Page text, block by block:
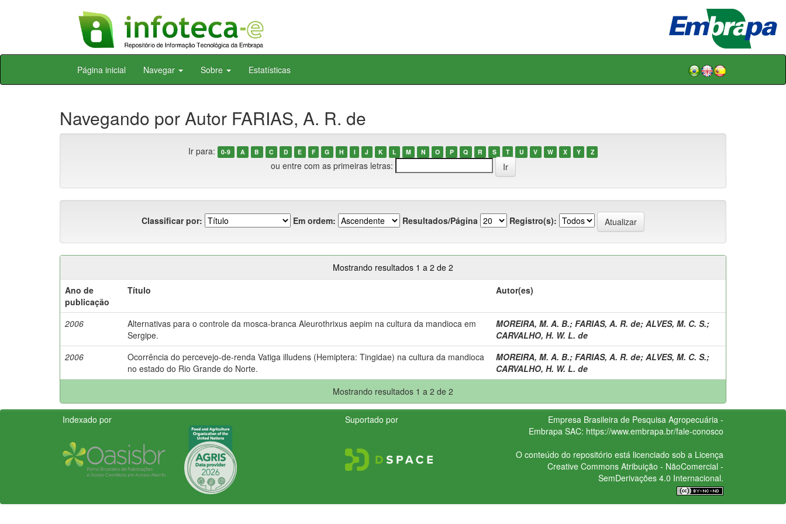
Skip
Página inicial Navegar Sobre Estatísticas
Navegando por Autor FARIAS, A. R. de
Ir para: 0-9 A B C D E F G H I J K L M N O P Q R S T U V W X Y Z
ou entre com as primeiras letras:
Classificar por: Em ordem: Resultados/Página Registro(s):
Mostrando resultados 1 a 2 de 2
Ano de
publicação
Título Autor(es)
2006
Alternativas para o controle da mosca-branca Aleurothrixus aepim na cultura da mandioca em
Sergipe.
MOREIRA, M. A. B.; FARIAS, A. R. de; ALVES, M. C. S.;
CARVALHO, H. W. L. de
2006
Ocorrência do percevejo-de-renda Vatiga illudens (Hemiptera: Tingidae) na cultura da mandioca
no estado do Rio Grande do Norte.
MOREIRA, M. A. B.; FARIAS, A. R. de; ALVES, M. C. S.;
CARVALHO, H. W. L. de
Mostrando resultados 1 a 2 de 2
Indexado por Suportado por
Empresa Brasileira de Pesquisa Agropecuária -
Embrapa SAC: https://www.embrapa.br/fale-conosco
O conteúdo do repositório está licenciado sob a Licença
Creative CommonsAtribuição - NãoComercial -
SemDerivações 4.0 Internacional.